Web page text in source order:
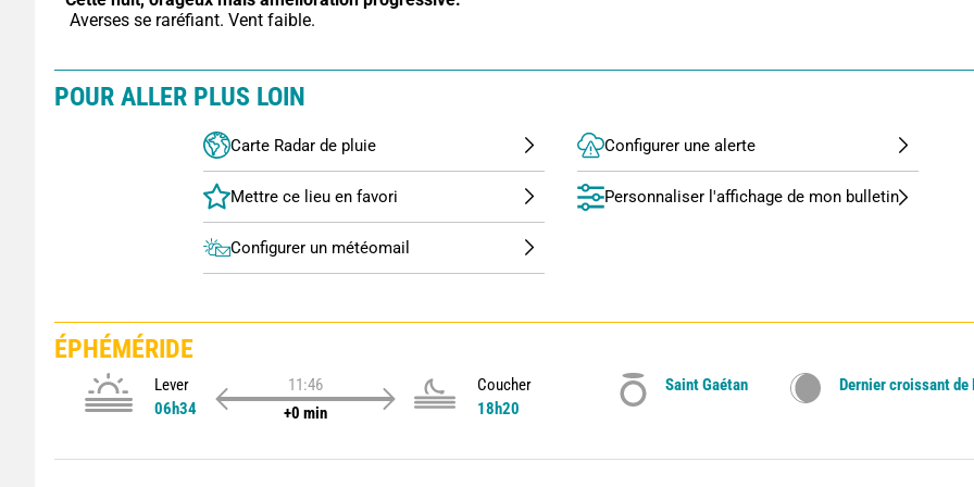
Averses se raréfiant. Vent faible.
POUR ALLER PLUS LOIN
Carte Radar de pluie
Configurer un météomail
Configurer une alerte
Personnaliser l'affichage de mon bulletin
ÉPHÉMÉRIDE
Lever
06h34
11:46
+0 min
Coucher
18h20
Saint Gaétan Dernier croissant de